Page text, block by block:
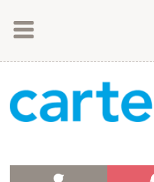
Как оплатить
Доставка товара
Контакты